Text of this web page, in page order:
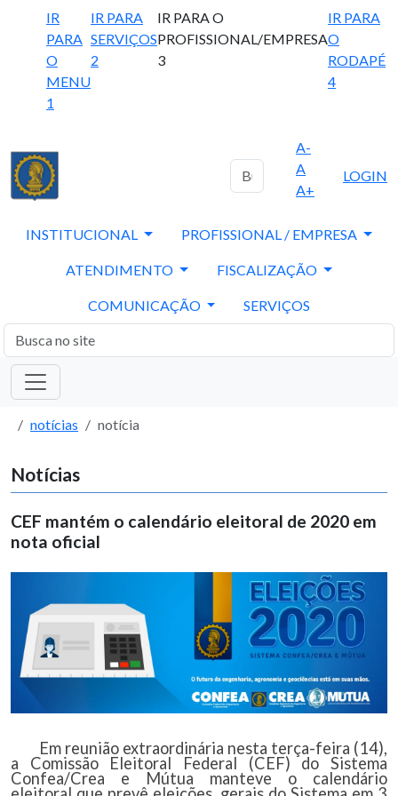
IR
PARA
O
MENU
1
IR PARA
SERVIÇOS
2
IR PARA O
PROFISSIONAL/EMPRESA
3
IR PARA
O
RODAPÉ
4
A-
A
A+
LOGIN
INSTITUCIONAL PROFISSIONAL / EMPRESA
ATENDIMENTO FISCALIZAÇÃO
COMUNICAÇÃO SERVIÇOS
notícias notícia
Notícias
CEF mantém o calendário eleitoral de 2020 em
nota oficial
Em reunião extraordinária nesta terça-feira (14),
a Comissão Eleitoral Federal (CEF) do Sistema
Confea/Crea e Mútua manteve o calendário